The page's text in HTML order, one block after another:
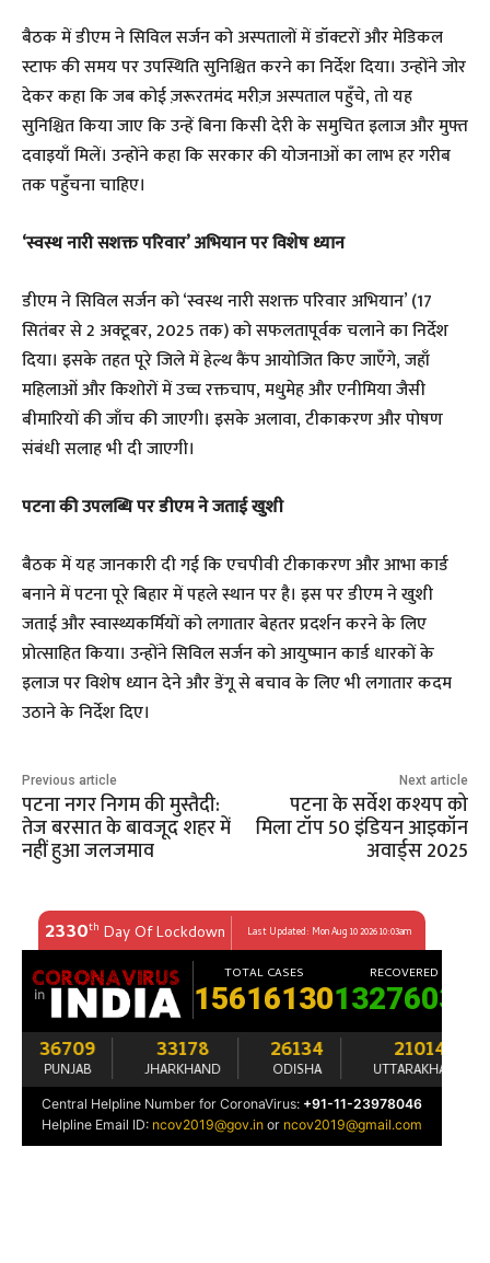
​बैठक में डीएम ने सिविल सर्जन को अस्पतालों में डॉक्टरों और मेडिकल
स्टाफ की समय पर उपस्थिति सुनिश्चित करने का निर्देश दिया। उन्होंने जोर
देकर कहा कि जब कोई ज़रूरतमंद मरीज़ अस्पताल पहुँचे, तो यह
सुनिश्चित किया जाए कि उन्हें बिना किसी देरी के समुचित इलाज और मुफ्त
दवाइयाँ मिलें। उन्होंने कहा कि सरकार की योजनाओं का लाभ हर गरीब
तक पहुँचना चाहिए।
‘स्वस्थ नारी सशक्त परिवार’ अभियान पर विशेष ध्यान
​डीएम ने सिविल सर्जन को ‘स्वस्थ नारी सशक्त परिवार अभियान’ (17
सितंबर से 2 अक्टूबर, 2025 तक) को सफलतापूर्वक चलाने का निर्देश
दिया। इसके तहत पूरे जिले में हेल्थ कैंप आयोजित किए जाएँगे, जहाँ
महिलाओं और किशोरों में उच्च रक्तचाप, मधुमेह और एनीमिया जैसी
बीमारियों की जाँच की जाएगी। इसके अलावा, टीकाकरण और पोषण
संबंधी सलाह भी दी जाएगी।
पटना की उपलब्धि पर डीएम ने जताई खुशी
​बैठक में यह जानकारी दी गई कि एचपीवी टीकाकरण और आभा कार्ड
बनाने में पटना पूरे बिहार में पहले स्थान पर है। इस पर डीएम ने खुशी
जताई और स्वास्थ्यकर्मियों को लगातार बेहतर प्रदर्शन करने के लिए
प्रोत्साहित किया। उन्होंने सिविल सर्जन को आयुष्मान कार्ड धारकों के
इलाज पर विशेष ध्यान देने और डेंगू से बचाव के लिए भी लगातार कदम
उठाने के निर्देश दिए।
Previous article
पटना नगर निगम की मुस्तैदी:
तेज बरसात के बावजूद शहर में
नहीं हुआ जलजमाव
Next article
पटना के सर्वेश कश्यप को
मिला टॉप 50 इंडियन आइकॉन
अवार्ड्स 2025